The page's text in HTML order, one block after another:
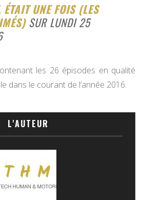
ÉTAIT UNE FOIS (LES
SUR LUNDI 25
les 26 épisodes en qualité
dans le courant de l’année 2016.
L'AUTEUR